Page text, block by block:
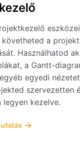
követheted a
Használhatod
a Gantt-
egyedi
szervezetten
legyen kezelve.